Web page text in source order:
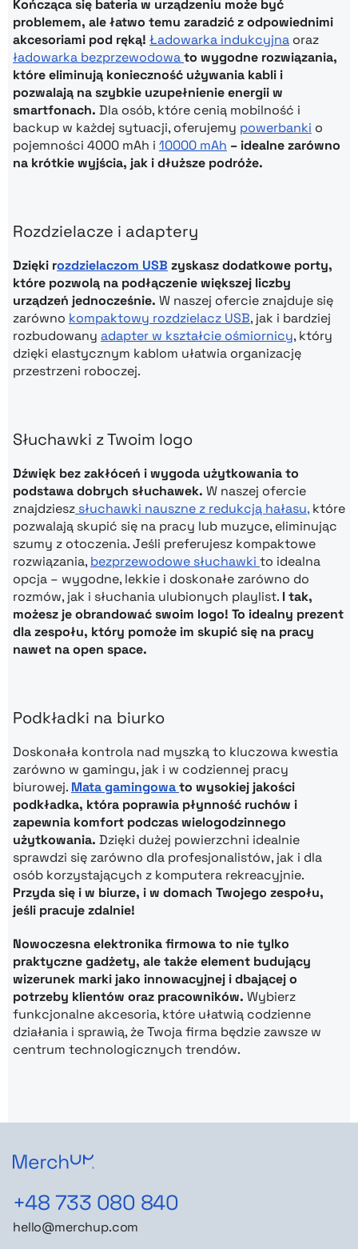
Kończąca się bateria w urządzeniu może być
problemem, ale łatwo temu zaradzić z odpowiednimi
akcesoriami pod ręką! Ładowarka indukcyjna oraz
ładowarka bezprzewodowato wygodne rozwiązania,
które eliminują konieczność używania kabli i
pozwalają na szybkie uzupełnienie energii w
smartfonach. Dla osób, które cenią mobilność i
backup w każdej sytuacji, oferujemy powerbanki o
pojemności 4000 mAh i 10000 mAh – idealne zarówno
na krótkie wyjścia, jak i dłuższe podróże.
Rozdzielacze i adaptery
Dzięki rozdzielaczom USB zyskasz dodatkowe porty,
które pozwolą na podłączenie większej liczby
urządzeń jednocześnie. W naszej ofercie znajduje się
zarówno kompaktowy rozdzielacz USB, jak i bardziej
rozbudowany adapter w kształcie ośmiornicy, który
dzięki elastycznym kablom ułatwia organizację
przestrzeni roboczej.
Słuchawki z Twoim logo
Dźwięk bez zakłóceń i wygoda użytkowania to
podstawa dobrych słuchawek. W naszej ofercie
znajdziesz słuchawki nauszne z redukcją hałasu, które
pozwalają skupić się na pracy lub muzyce, eliminując
szumy z otoczenia. Jeśli preferujesz kompaktowe
rozwiązania, bezprzewodowe słuchawki to idealna
opcja – wygodne, lekkie i doskonałe zarówno do
rozmów, jak i słuchania ulubionych playlist. I tak,
możesz je obrandować swoim logo! To idealny prezent
dla zespołu, który pomoże im skupić się na pracy
nawet na open space.
Podkładki na biurko
Doskonała kontrola nad myszką to kluczowa kwestia
zarówno w gamingu, jak i w codziennej pracy
biurowej. Mata gamingowato wysokiej jakości
podkładka, która poprawia płynność ruchów i
zapewnia komfort podczas wielogodzinnego
użytkowania. Dzięki dużej powierzchni idealnie
sprawdzi się zarówno dla profesjonalistów, jak i dla
osób korzystających z komputera rekreacyjnie.
Przyda się i w biurze, i w domach Twojego zespołu,
jeśli pracuje zdalnie!
Nowoczesna elektronika firmowa to nie tylko
praktyczne gadżety, ale także element budujący
wizerunek marki jako innowacyjnej i dbającej o
potrzeby klientów oraz pracowników. Wybierz
funkcjonalne akcesoria, które ułatwią codzienne
działania i sprawią, że Twoja firma będzie zawsze w
centrum technologicznych trendów.
+48 733 080 840
hello@merchup.com